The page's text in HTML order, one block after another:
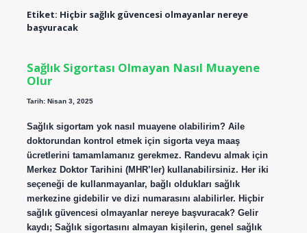
Etiket: Hiçbir sağlık güvencesi olmayanlar nereye
başvuracak
Sağlık Sigortası Olmayan Nasıl Muayene
Olur
Tarih: Nisan 3, 2025
Sağlık sigortam yok nasıl muayene olabilirim? Aile
doktorundan kontrol etmek için sigorta veya maaş
ücretlerini tamamlamanız gerekmez. Randevu almak için
Merkez Doktor Tarihini (MHR’ler) kullanabilirsiniz. Her iki
seçeneği de kullanmayanlar, bağlı oldukları sağlık
merkezine gidebilir ve dizi numarasını alabilirler. Hiçbir
sağlık güvencesi olmayanlar nereye başvuracak? Gelir
kaydı; Sağlık sigortasını almayan kişilerin, genel sağlık